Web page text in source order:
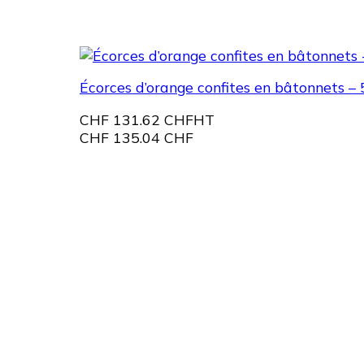
Écorces d’orange confites en bâtonnets –
CHF 131.62 CHFHT
CHF 135.04 CHF